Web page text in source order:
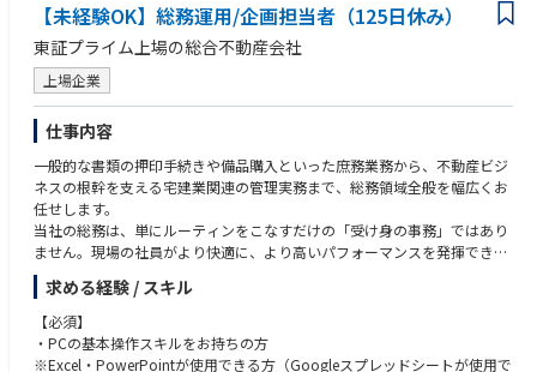
【求める人物】
・コミュニケーション能力が高く、社内外の人々と円滑に連携できる方
・創造性豊かで、新しいアイデアを積極的に提案できる方
・細部まで気を配り、確実に業務を遂行できる方
・予算管理やスケジュール管理のスキルがある方
【未経験OK】総務運用/企画担当者（125日休み）
東証プライム上場の総合不動産会社
上場企業
仕事内容
一般的な書類の押印手続きや備品購入といった庶務業務から、不動産ビジ
ネスの根幹を支える宅建業関連の管理実務まで、総務領域全般を幅広くお
任せします。
当社の総務は、単にルーティンをこなすだけの「受け身の事務」ではあり
ません。現場の社員がより快適に、より高いパフォーマンスを発揮できる
環境を目指し、「総務部門の業務改善や企画」にも主体的に携わっていた
だくことを期待しています。
車両管理や各種承認フローの最適化など、自らのアイデアを形にできる裁
量があるため、実務を通して着実にキャリアアップを目指せる環境です。
将来的には、総務部門の中核メンバーとして、組織の生産性を最大化させ
求める経験 / スキル
【必須】
・PCの基本操作スキルをお持ちの方
※Excel・PowerPointが使用できる方（Googleスプレッドシートが使用で